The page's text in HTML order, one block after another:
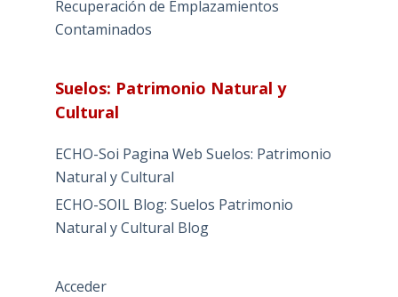
Recuperación de Emplazamientos
Contaminados
Suelos: Patrimonio Natural y
Cultural
ECHO-Soi Pagina Web Suelos: Patrimonio
Natural y Cultural
ECHO-SOIL Blog: Suelos Patrimonio
Natural y Cultural Blog
Acceder